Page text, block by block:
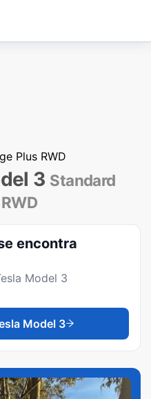
Plus RWD
3 Standard
encontra
Model 3
Model 3